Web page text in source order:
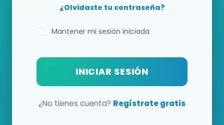
¿Olvidaste tu contraseña?
Mantener mi sesión iniciada
INICIAR SESIÓN
¿No tienes cuenta? Regístrate gratis